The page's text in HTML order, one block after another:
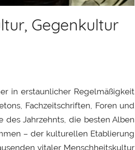
Gegenkultur
in erstaunlicher Regelmäßigkeit
Fachzeitschriften, Foren und
des Jahrzehnts, die besten Alben
– der kulturellen Etablierung
vitaler Menschheitskultur